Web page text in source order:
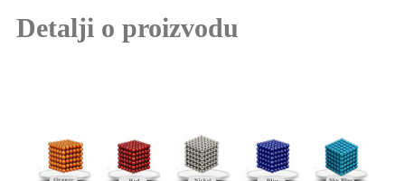
Detalji o proizvodu